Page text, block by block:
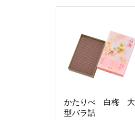
かたりべ 白梅 大
型バラ詰